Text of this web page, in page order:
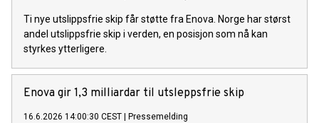
Ti nye utslippsfrie skip får støtte fra Enova. Norge har størst
andel utslippsfrie skip i verden, en posisjon som nå kan
styrkes ytterligere.
Enova gir 1,3 milliardar til utsleppsfrie skip
16.6.2026 14:00:30 CEST Pressemelding